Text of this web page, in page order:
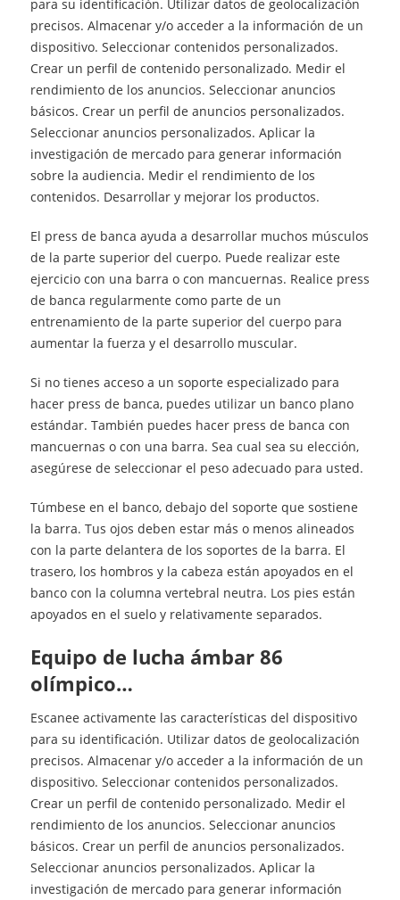
para su identificación. Utilizar datos de geolocalización
precisos. Almacenar y/o acceder a la información de un
dispositivo. Seleccionar contenidos personalizados.
Crear un perfil de contenido personalizado. Medir el
rendimiento de los anuncios. Seleccionar anuncios
básicos. Crear un perfil de anuncios personalizados.
Seleccionar anuncios personalizados. Aplicar la
investigación de mercado para generar información
sobre la audiencia. Medir el rendimiento de los
contenidos. Desarrollar y mejorar los productos.
El press de banca ayuda a desarrollar muchos músculos
de la parte superior del cuerpo. Puede realizar este
ejercicio con una barra o con mancuernas. Realice press
de banca regularmente como parte de un
entrenamiento de la parte superior del cuerpo para
aumentar la fuerza y el desarrollo muscular.
Si no tienes acceso a un soporte especializado para
hacer press de banca, puedes utilizar un banco plano
estándar. También puedes hacer press de banca con
mancuernas o con una barra. Sea cual sea su elección,
asegúrese de seleccionar el peso adecuado para usted.
Túmbese en el banco, debajo del soporte que sostiene
la barra. Tus ojos deben estar más o menos alineados
con la parte delantera de los soportes de la barra. El
trasero, los hombros y la cabeza están apoyados en el
banco con la columna vertebral neutra. Los pies están
apoyados en el suelo y relativamente separados.
Equipo de lucha ámbar 86
olímpico…
Escanee activamente las características del dispositivo
para su identificación. Utilizar datos de geolocalización
precisos. Almacenar y/o acceder a la información de un
dispositivo. Seleccionar contenidos personalizados.
Crear un perfil de contenido personalizado. Medir el
rendimiento de los anuncios. Seleccionar anuncios
básicos. Crear un perfil de anuncios personalizados.
Seleccionar anuncios personalizados. Aplicar la
investigación de mercado para generar información